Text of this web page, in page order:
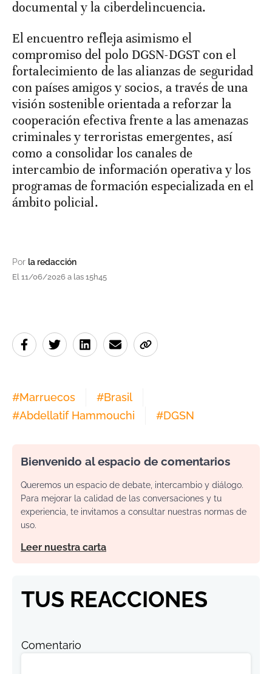
documental y la ciberdelincuencia.
El encuentro refleja asimismo el
compromiso del polo DGSN-DGST con el
fortalecimiento de las alianzas de seguridad
con países amigos y socios, a través de una
visión sostenible orientada a reforzar la
cooperación efectiva frente a las amenazas
criminales y terroristas emergentes, así
como a consolidar los canales de
intercambio de información operativa y los
programas de formación especializada en el
ámbito policial.
Por la redacción
El 11/06/2026 a las 15h45
#Marruecos #Brasil
#Abdellatif Hammouchi #DGSN
Bienvenido al espacio de comentarios
Queremos un espacio de debate, intercambio y diálogo.
Para mejorar la calidad de las conversaciones y tu
experiencia, te invitamos a consultar nuestras normas de
uso.
Leer nuestra carta
TUS REACCIONES
Comentario